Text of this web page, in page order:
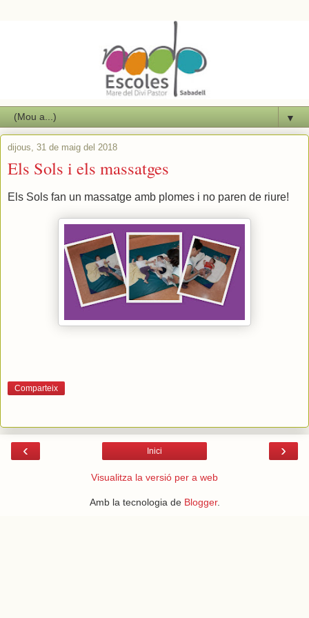
▼
dijous, 31 de maig del 2018
Els Sols i els massatges
Els Sols fan un massatge amb plomes i no paren de riure!
Comparteix
‹ ›
Inici
Visualitza la versió per a web
Amb la tecnologia de Blogger.